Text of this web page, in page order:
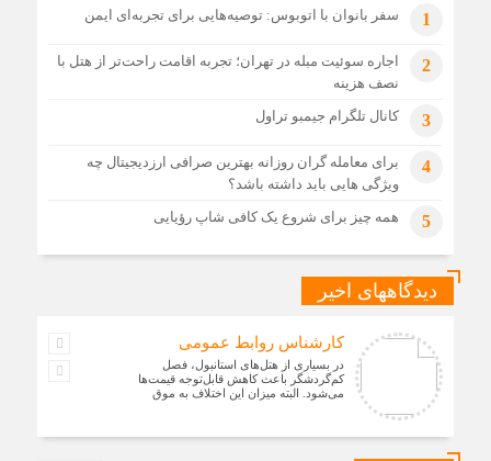
1 سفر بانوان با اتوبوس: توصیه‌هایی برای تجربه‌ای ایمن
2
اجاره سوئیت مبله در تهران؛ تجربه اقامت راحت‌تر از هتل با
نصف هزینه
3 کانال تلگرام جیمبو تراول
4
برای معامله گران روزانه بهترین صرافی ارزدیجیتال چه
ویژگی هایی باید داشته باشد؟
5 همه چیز برای شروع یک کافی شاپ رؤیایی
دیدگاههای اخیر
کارشناس روابط عمومی
در بسیاری از هتل‌های استانبول، فصل
کم‌گردشگر باعث کاهش قابل‌توجه قیمت‌ها
می‌شود. البته میزان این اختلاف به موق